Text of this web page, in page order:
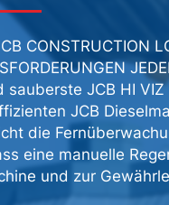
CONSTRUCTION
sauberste JCB HI
JCB
die
eine manuelle
und zur